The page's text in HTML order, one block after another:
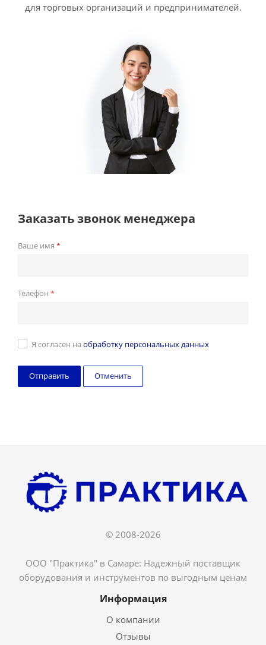
для торговых организаций и предпринимателей.
Заказать звонок менеджера
Ваше имя *
Телефон *
Я согласен на обработку персональных данных
Отменить
© 2008-2026
ООО "Практика" в Самаре: Надежный поставщик
оборудования и инструментов по выгодным ценам
Информация
О компании
Отзывы